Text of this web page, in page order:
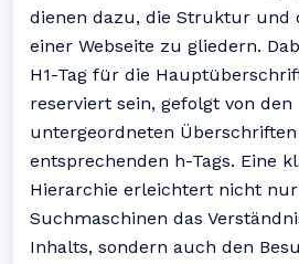
dienen dazu, die Struktur und
einer Webseite zu gliedern.
H1-Tag für die
reserviert sein, gefolgt von den
untergeordneten
entsprechenden h-Tags. Eine
Hierarchie erleichtert nicht
Suchmaschinen das
Inhalts, sondern auch den